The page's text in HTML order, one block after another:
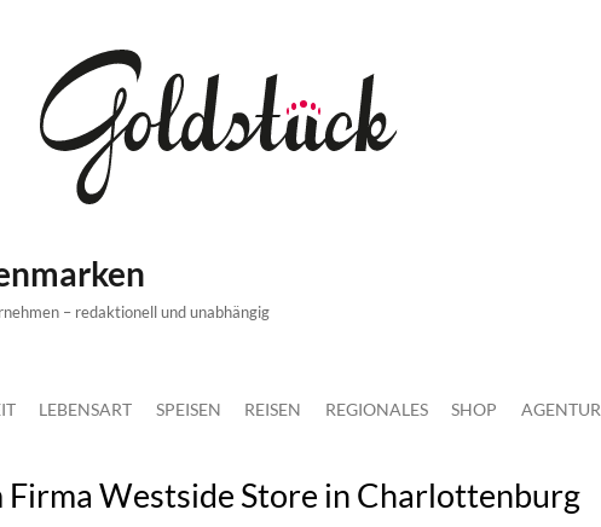
– redaktionell und unabhängig
LEBENSART SPEISEN REISEN REGIONALES SHOP AGENTUR
Firma Westside Store in Charlottenburg